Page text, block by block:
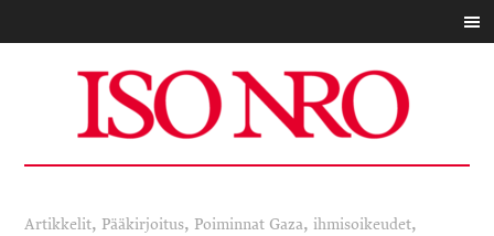
Artikkelit, Pääkirjoitus, Poiminnat Gaza,ihmisoikeudet,